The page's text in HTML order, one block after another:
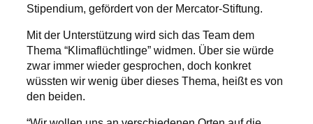
Stipendium, gefördert von der Mercator-Stiftung.
Mit der Unterstützung wird sich das Team dem
Thema “Klimaflüchtlinge” widmen. Über sie würde
zwar immer wieder gesprochen, doch konkret
wüssten wir wenig über dieses Thema, heißt es von
den beiden.